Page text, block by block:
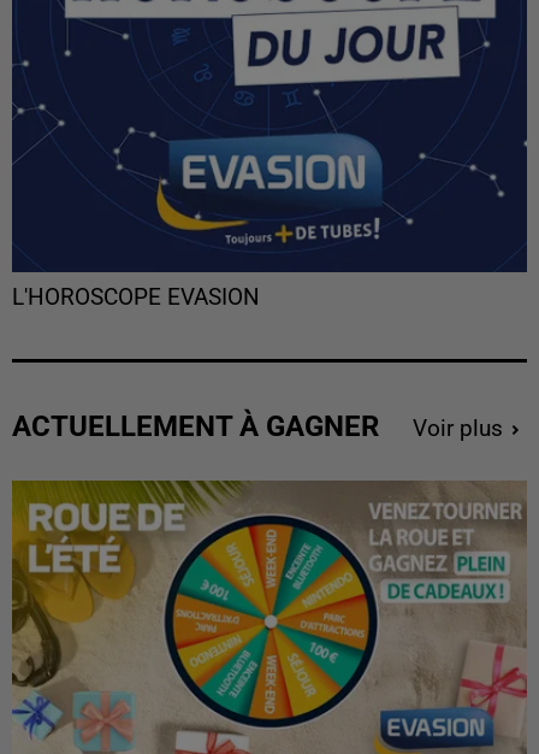
L'HOROSCOPE EVASION
ACTUELLEMENT À GAGNER Voir plus